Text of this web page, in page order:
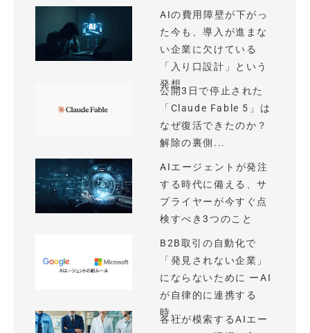
AIの費用障壁が下がっ
た今も、導入が進まな
い企業に欠けている
「入り口設計」という
発想
公開3日で停止された
「Claude Fable 5」は
なぜ復活できたのか？
解除の裏側...
AIエージェントが発注
する時代に備える、サ
プライヤーが今すぐ点
検すべき3つのこと
B2B取引の自動化で
「発見されない企業」
にならないために ーAI
が自律的に連携する
時...
各社が模索するAIエー